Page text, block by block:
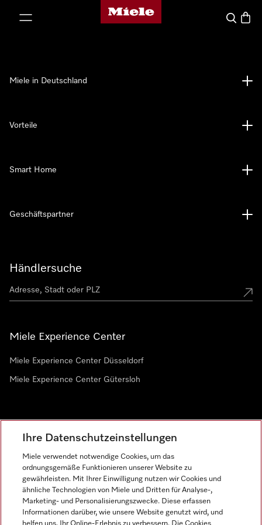
Miele-Homepage
Suche
Händlersuche
Miele Experience Center
Miele Experience Center Düsseldorf
Miele Experience Center Gütersloh
Miele in Deutschland
Vorteile
Smart Home
Geschäftspartner
Ihre Datenschutzeinstellungen
Miele verwendet notwendige Cookies, um das
ordnungsgemäße Funktionieren unserer Website zu
gewährleisten. Mit Ihrer Einwilligung nutzen wir Cookies und
ähnliche Technologien von Miele und Dritten für Analyse-,
Marketing- und Personalisierungszwecke. Diese erfassen
Informationen darüber, wie unsere Website genutzt wird, und